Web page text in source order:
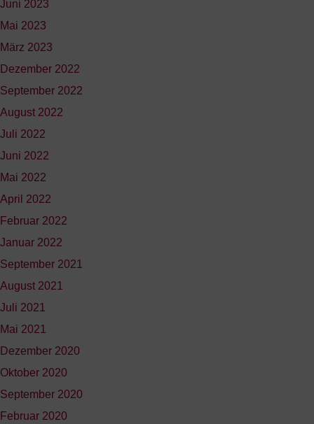
Juni 2023
Mai 2023
März 2023
Dezember 2022
September 2022
August 2022
Juli 2022
Juni 2022
Mai 2022
April 2022
Februar 2022
Januar 2022
September 2021
August 2021
Juli 2021
Mai 2021
Dezember 2020
Oktober 2020
September 2020
Februar 2020